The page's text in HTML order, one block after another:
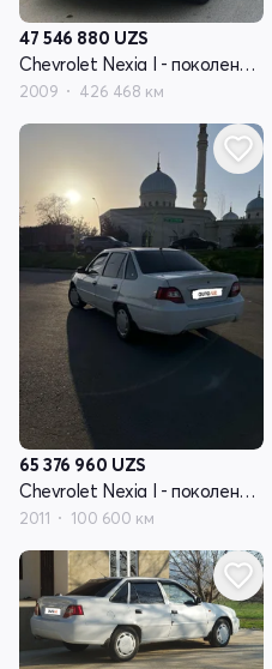
47 546 880 UZS
Chevrolet Nexia I - поколение рестайлинг
2009 426 468 км
65 376 960 UZS
Chevrolet Nexia I - поколение рестайлинг
2011 100 600 км